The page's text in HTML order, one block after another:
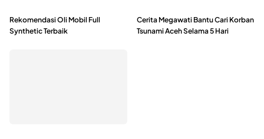
Rekomendasi Oli Mobil Full
Synthetic Terbaik
Cerita Megawati Bantu Cari Korban
Tsunami Aceh Selama 5 Hari